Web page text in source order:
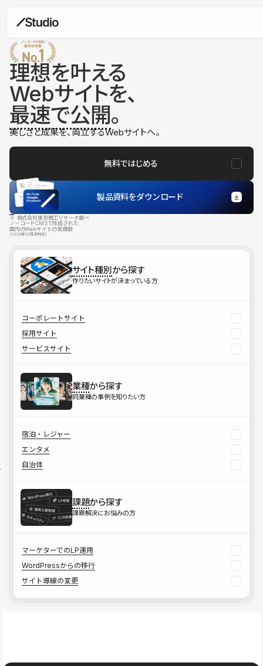
理想を叶える
Webサイトを、
最速で公開。
美しさと成果を、両立するWebサイトへ。
無料ではじめる
製品資料をダウンロード
※ 株式会社東京商工リサーチ調べ
ノーコードCMSで作成された
国内のWebサイトの実績数
（2025年12月末時点）
サイト種別から探す
作りたいサイトが決まっている方
コーポレートサイト
採用サイト
サービスサイト
業種から探す
同業種の事例を知りたい方
宿泊・レジャー
エンタメ
自治体
課題から探す
課題解決にお悩みの方
マーケターでのLP運用
WordPressからの移行
サイト導線の変更